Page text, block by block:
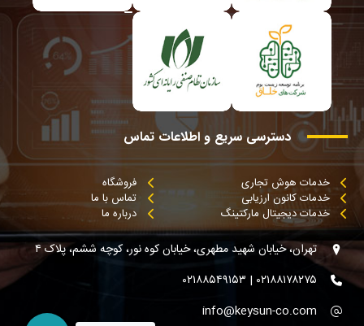
دسترسی سریع و اطلاعات تماس
خدمات هوش تجاری
خدمات کانون ارزیابی
خدمات دیجیتال مارکتینگ
فروشگاه
تماس با ما
درباره ما
تهران، خیابان شهید مطهری، خیابان کوه نور، کوچه ششم، پلاک ۴
۰۲۱۸۸۱۷۸۲۷۵ | ۰۲۱۸۸۵۴۹۱۵۳
info@keysun-co.com